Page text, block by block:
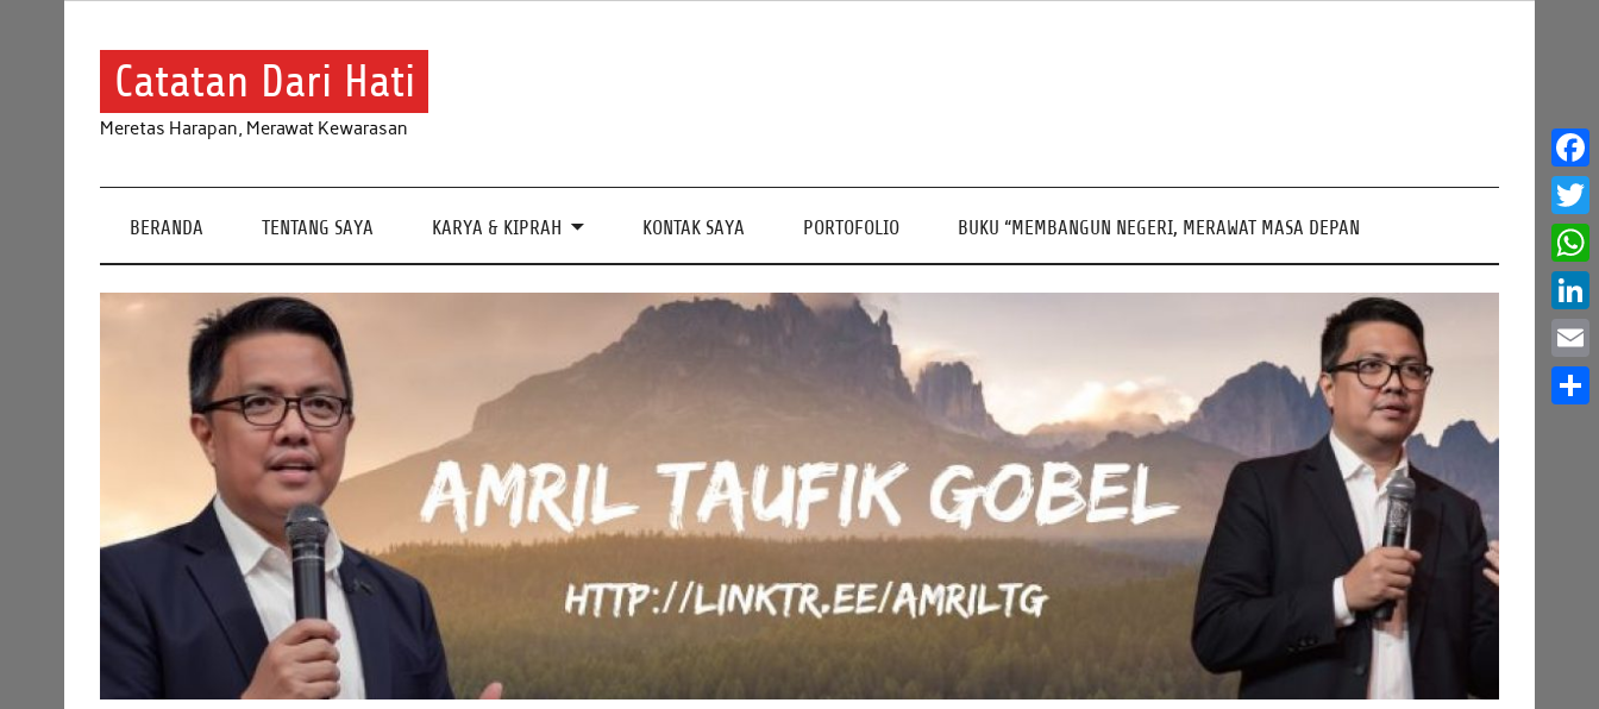
Catatan Dari Hati
Meretas Harapan, Merawat Kewarasan
BERANDA TENTANG SAYA KARYA & KIPRAH KONTAK SAYA PORTOFOLIO BUKU “MEMBANGUN NEGERI, MERAWAT MASA DEPAN
Email